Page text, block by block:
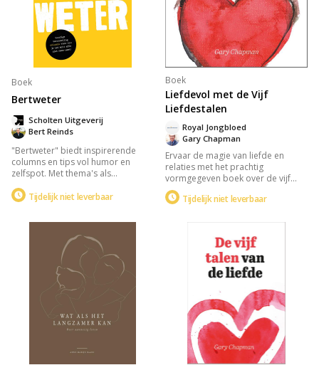
Boek
Bertweter
Bert Reinds
Scholten Uitgeverij
"Bertweter" biedt inspirerende
columns en tips vol humor en
zelfspot. Met thema's als
uitdagingen, brengt het boek een
je dagelijkse leven.
Tijdelijk niet leverbaar
Boek
Liefdevol met de Vijf
Liefdestalen
Gary Chapman
Royal Jongbloed
Ervaar de magie van liefde en
relaties met het prachtig
vormgegeven boek over de vijf
talen van de liefde: positieve
woorden, tijd en aandacht,
lichamelijke aanraking. Ideaal als
huwelijkscadeau, biedt het
waardevolle inzichten om je
liefdestalen te begrijpen en te
Tijdelijk niet leverbaar